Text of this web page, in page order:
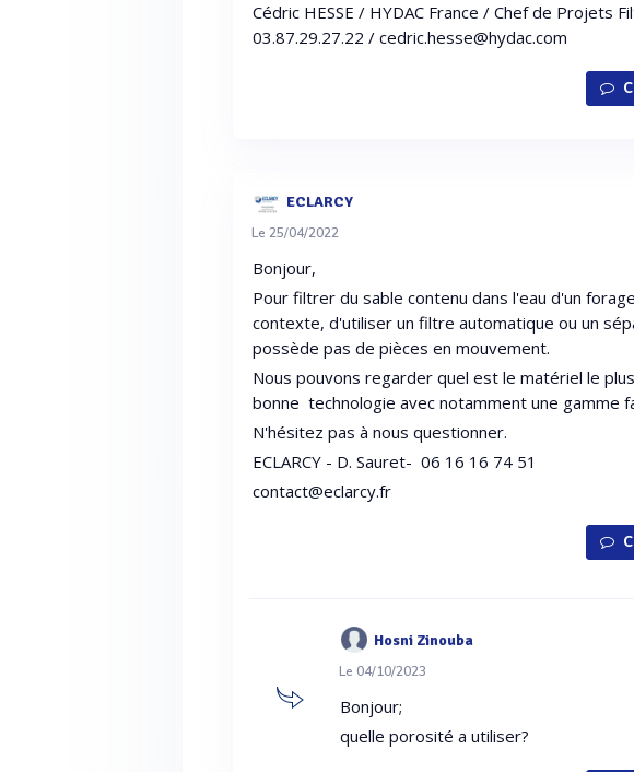
Cédric HESSE / HYDAC France / Chef de Projets
03.87.29.27.22 / cedric.hesse@hydac.com
ECLARCY
Le 25/04/2022
Bonjour,
Pour filtrer du sable contenu dans l'eau d'un
contexte, d'utiliser un filtre automatique ou un
possède pas de pièces en mouvement.
Nous pouvons regarder quel est le matériel le
bonne technologie avec notamment une gamme
N'hésitez pas à nous questionner.
ECLARCY - D. Sauret- 06 16 16 74 51
contact@eclarcy.fr
Hosni Zinouba
Le 04/10/2023
Bonjour;
quelle porosité a utiliser?